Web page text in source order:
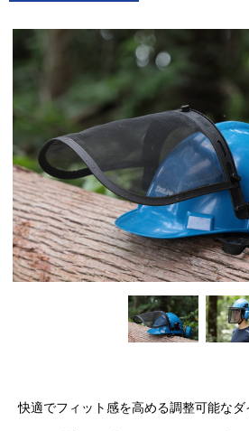
快適でフィット感を高める調整可能な